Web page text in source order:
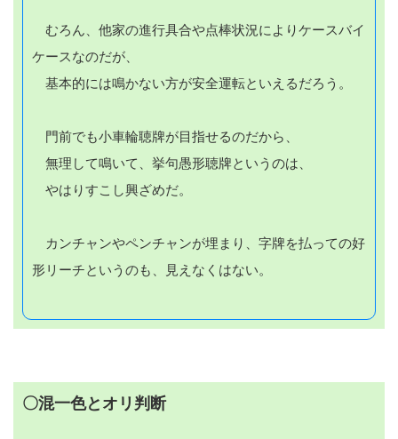
むろん、他家の進行具合や点棒状況によりケースバイ
ケースなのだが、
基本的には鳴かない方が安全運転といえるだろう。
門前でも小車輪聴牌が目指せるのだから、
無理して鳴いて、挙句愚形聴牌というのは、
やはりすこし興ざめだ。
カンチャンやペンチャンが埋まり、字牌を払っての好
形リーチというのも、見えなくはない。
〇混一色とオリ判断